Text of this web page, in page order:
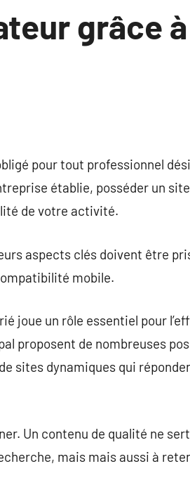
grâce
pour tout professionnel
établie, posséder un
de votre activité.
aspects clés doivent être
mobile.
joue un rôle essentiel pour
proposent de nombreuses
sites dynamiques qui
Un contenu de qualité ne
mais mais aussi à